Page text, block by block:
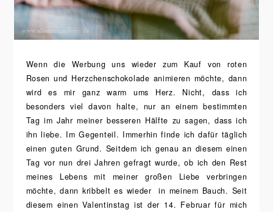
Wenn die Werbung uns wieder zum Kauf von roten
Rosen und Herzchenschokolade animieren möchte, dann
wird es mir ganz warm ums Herz. Nicht, dass ich
besonders viel davon halte, nur an einem bestimmten
Tag im Jahr meiner besseren Hälfte zu sagen, dass ich
ihn liebe. Im Gegenteil. Immerhin finde ich dafür täglich
einen guten Grund. Seitdem ich genau an diesem einen
Tag vor nun drei Jahren gefragt wurde, ob ich den Rest
meines Lebens mit meiner großen Liebe verbringen
möchte, dann kribbelt es wieder in meinem Bauch. Seit
diesem einen Valentinstag ist der 14. Februar für mich